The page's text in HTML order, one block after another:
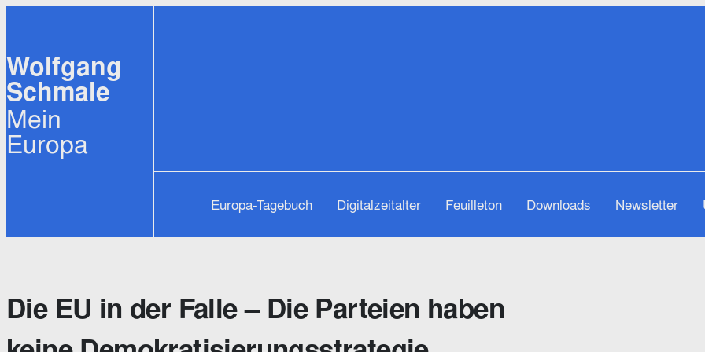
springen
Wolfgang
Schmale
Mein
Europa
Europa-Tagebuch Digitalzeitalter Feuilleton Downloads Newsletter
Die EU in der Falle – Die Parteien haben